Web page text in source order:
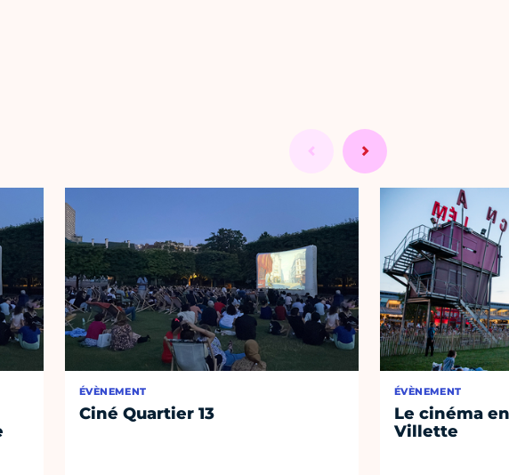
ÉVÈNEMENT
Ciné Quartier 13
ÉVÈNEMENT
Le cinéma
Villette